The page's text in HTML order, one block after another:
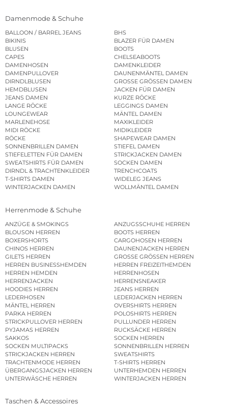
Damenmode & Schuhe
BALLOON / BARREL JEANS
BHS
BIKINIS
BLAZER FÜR DAMEN
BLUSEN
BOOTS
CAPES
CHELSEABOOTS
DAMENHOSEN
DAMENKLEIDER
DAMENPULLOVER
DAUNENMÄNTEL DAMEN
DIRNDLBLUSEN
GROSSE GRÖSSEN DAMEN
HEMDBLUSEN
JACKEN FÜR DAMEN
JEANS DAMEN
KURZE RÖCKE
LANGE RÖCKE
LEGGINGS DAMEN
LOUNGEWEAR
MÄNTEL DAMEN
MARLENEHOSE
MAXIKLEIDER
MIDI RÖCKE
MIDIKLEIDER
RÖCKE
SHAPEWEAR DAMEN
SONNENBRILLEN DAMEN
STIEFEL DAMEN
STIEFELETTEN FÜR DAMEN
STRICKJACKEN DAMEN
SWEATSHIRTS FÜR DAMEN
SOCKEN DAMEN
DIRNDL & TRACHTENKLEIDER
TRENCHCOATS
T-SHIRTS DAMEN
WIDELEG JEANS
WINTERJACKEN DAMEN
WOLLMÄNTEL DAMEN
Herrenmode & Schuhe
ANZÜGE & SMOKINGS
ANZUGSSCHUHE HERREN
BLOUSON HERREN
BOOTS HERREN
BOXERSHORTS
CARGOHOSEN HERREN
CHINOS HERREN
DAUNENJACKEN HERREN
GILETS HERREN
GROSSE GRÖSSEN HERREN
HERREN BUSINESSHEMDEN
HERREN FREIZEITHEMDEN
HERREN HEMDEN
HERRENHOSEN
HERRENJACKEN
HERRENSNEAKER
HOODIES HERREN
JEANS HERREN
LEDERHOSEN
LEDERJACKEN HERREN
MÄNTEL HERREN
OVERSHIRTS HERREN
PARKA HERREN
POLOSHIRTS HERREN
STRICKPULLOVER HERREN
PULLUNDER HERREN
PYJAMAS HERREN
RUCKSÄCKE HERREN
SAKKOS
SOCKEN HERREN
SOCKEN MULTIPACKS
SONNENBRILLEN HERREN
STRICKJACKEN HERREN
SWEATSHIRTS
TRACHTENMODE HERREN
T-SHIRTS HERREN
ÜBERGANGSJACKEN HERREN
UNTERHEMDEN HERREN
UNTERWÄSCHE HERREN
WINTERJACKEN HERREN
Taschen & Accessoires